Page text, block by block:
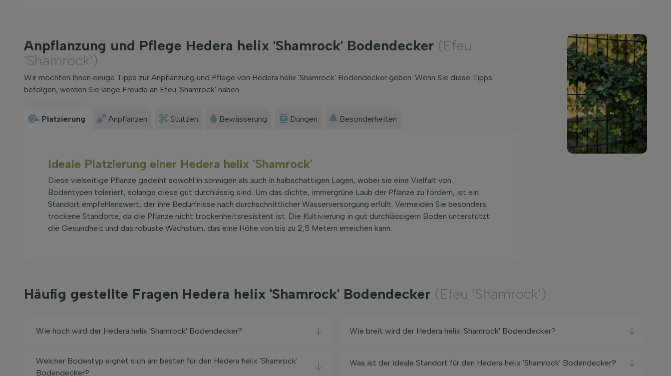
Anpflanzung und Pflege Hedera helix 'Shamrock' Bodendecker (Efeu
'Shamrock')
Wir möchten Ihnen einige Tipps zur Anpflanzung und Pflege von Hedera helix 'Shamrock' Bodendecker geben. Wenn Sie diese Tipps
befolgen, werden Sie lange Freude an Efeu 'Shamrock' haben.
Platzierung Anpflanzen Stutzen Bewässerung Düngen Besonderheiten
Ideale Platzierung einer Hedera helix 'Shamrock'
Diese vielseitige Pflanze gedeiht sowohl in sonnigen als auch in halbschattigen Lagen, wobei sie eine Vielfalt von
Bodentypen toleriert, solange diese gut durchlässig sind. Um das dichte, immergrüne Laub der Pflanze zu fördern, ist ein
Standort empfehlenswert, der ihre Bedürfnisse nach durchschnittlicher Wasserversorgung erfüllt. Vermeiden Sie besonders
trockene Standorte, da die Pflanze nicht trockenheitsresistent ist. Die Kultivierung in gut durchlässigem Boden unterstützt
die Gesundheit und das robuste Wachstum, das eine Höhe von bis zu 2,5 Metern erreichen kann.
Häufig gestellte Fragen Hedera helix 'Shamrock' Bodendecker (Efeu 'Shamrock')
Wie hoch wird der Hedera helix 'Shamrock' Bodendecker? Wie breit wird der Hedera helix 'Shamrock' Bodendecker?
Welcher Bodentyp eignet sich am besten für den Hedera helix 'Shamrock'
Bodendecker?
Was ist der ideale Standort für den Hedera helix 'Shamrock' Bodendecker?